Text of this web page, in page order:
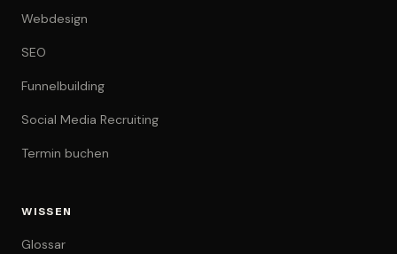
Webdesign
SEO
Funnelbuilding
Social Media Recruiting
Termin buchen
WISSEN
Glossar